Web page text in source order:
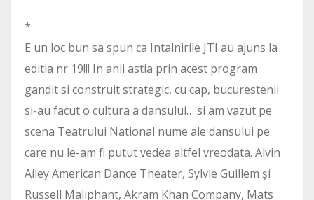
*
E un loc bun sa spun ca Intalnirile JTI au ajuns la
editia nr 19!!! In anii astia prin acest program
gandit si construit strategic, cu cap, bucurestenii
si-au facut o cultura a dansului… si am vazut pe
scena Teatrului National nume ale dansului pe
care nu le-am fi putut vedea altfel vreodata. Alvin
Ailey American Dance Theater, Sylvie Guillem și
Russell Maliphant, Akram Khan Company, Mats